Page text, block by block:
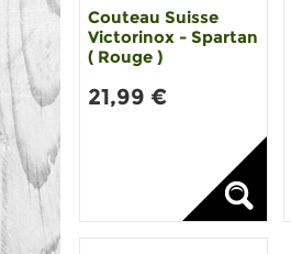
Couteau Suisse
Victorinox - Spartan
( Rouge )
21,99 €